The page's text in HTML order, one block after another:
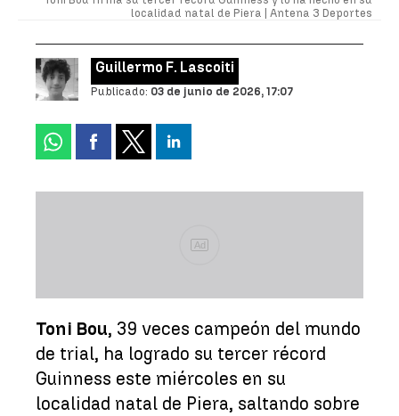
localidad natal de Piera | Antena 3 Deportes
Guillermo F. Lascoiti
Publicado: 03 de junio de 2026, 17:07
Ad
Toni Bou, 39 veces campeón del mundo
de trial, ha logrado su tercer récord
Guinness este miércoles en su
localidad natal de Piera, saltando sobre